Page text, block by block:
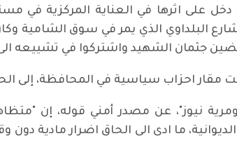
على اثرها في العناية المركزية في
البلداوي الذي يمر في سوق الشامية
جثمان الشهيد واشتركوا في تشييعه الى
مقار احزاب سياسية في المحافظة، إلى
نيوز"، عن مصدر أمني قوله، إن
ما ادى الى الحاق اضرار مادية